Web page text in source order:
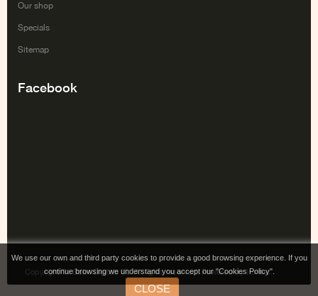
Our shop
Specials
Sitemap
Facebook
We use our own and third party cookies to provide a good browsing experience. If you
continue browsing we understand you accept our "Cookies Policy".
CLOSE
Copyright Tai Gabe Digitala SL. All rights reserved. Powered by Irontec.